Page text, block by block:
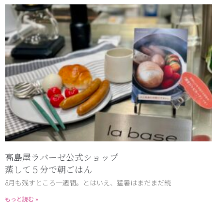
高島屋ラバーゼ公式ショップ
蒸して５分で朝ごはん
8月も残すところ一週間。とはいえ、猛暑はまだまだ続
もっと読む »